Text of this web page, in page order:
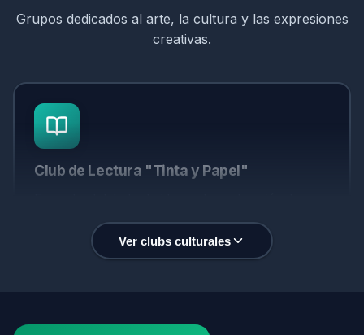
Sociedad de Alumnos FCFM
Seguir en Instagram
través de eventos y conferencias.
Grupos dedicados al arte, la cultura y las expresiones
creativas.
Club de Lectura "Tinta y Papel"
nuevos géneros literarios y puntos de vista.
Seguir en Instagram
Ver clubs culturales